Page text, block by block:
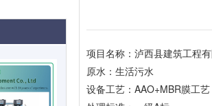
项目名称：泸西县建筑工程
原水：生活污水
设备工艺：AAO+MBR膜工艺